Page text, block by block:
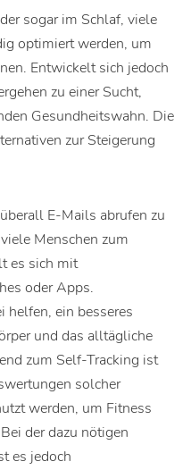
sogar im Schlaf, viele
optimiert werden, um
Entwickelt sich jedoch
zu einer Sucht,
Gesundheitswahn. Die
zur Steigerung
E-Mails abrufen zu
Menschen zum
es sich mit
oder Apps.
helfen, ein besseres
und das alltägliche
zum Self-Tracking ist
solcher
werden, um Fitness
der dazu nötigen
es jedoch